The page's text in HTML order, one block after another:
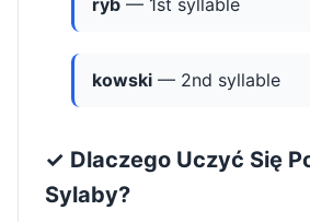
ryb — 1st syllable
kowski — 2nd syllable
✓ Dlaczego Uczyć Się
Sylaby?